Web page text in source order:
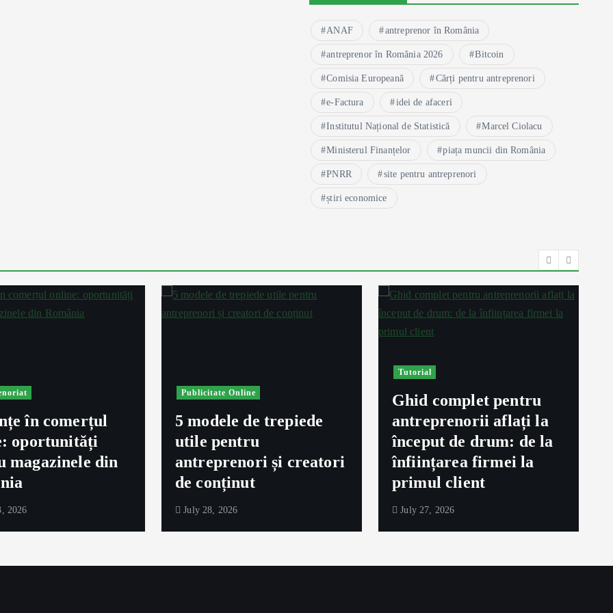
ANAF antreprenor în România
antreprenor în România 2026 Bitcoin
Comisia Europeană Cărți pentru antreprenori
e-Factura idei de afaceri
Institutul Național de Statistică Marcel Ciolacu
Ministerul Finanțelor piața muncii din România
PNRR site pentru antreprenori
știri economice
în comerțul
oportunități
magazinele din
2026
Publicitate Online
5 modele de trepiede
utile pentru
antreprenori și creatori
de conținut
July 28, 2026
Tutorial
Ghid complet pentru
antreprenorii aflați la
început de drum: de la
înființarea firmei la
primul client
July 27, 2026